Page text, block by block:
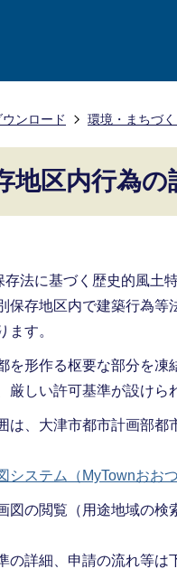
ンロード 環境・まちづく
地区内行為
法に基づく歴史的風土
保存地区内で建築行為等
ます。
を形作る枢要な部分を凍
しい許可基準が設けら
は、大津市都市計画部都
システム（MyTownおおつ
図の閲覧（用途地域の検
の詳細、申請の流れ等は